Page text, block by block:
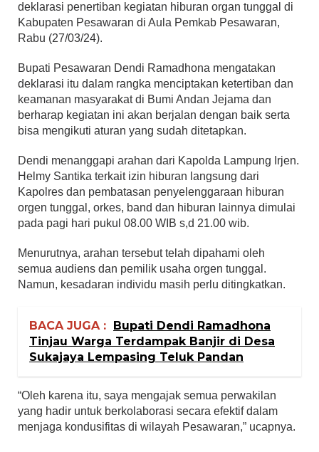
deklarasi penertiban kegiatan hiburan organ tunggal di
Kabupaten Pesawaran di Aula Pemkab Pesawaran,
Rabu (27/03/24).
Bupati Pesawaran Dendi Ramadhona mengatakan
deklarasi itu dalam rangka menciptakan ketertiban dan
keamanan masyarakat di Bumi Andan Jejama dan
berharap kegiatan ini akan berjalan dengan baik serta
bisa mengikuti aturan yang sudah ditetapkan.
Dendi menanggapi arahan dari Kapolda Lampung Irjen.
Helmy Santika terkait izin hiburan langsung dari
Kapolres dan pembatasan penyelenggaraan hiburan
orgen tunggal, orkes, band dan hiburan lainnya dimulai
pada pagi hari pukul 08.00 WIB s,d 21.00 wib.
Menurutnya, arahan tersebut telah dipahami oleh
semua audiens dan pemilik usaha orgen tunggal.
Namun, kesadaran individu masih perlu ditingkatkan.
BACA JUGA :
Bupati Dendi Ramadhona
Tinjau Warga Terdampak Banjir di Desa
Sukajaya Lempasing Teluk Pandan
“Oleh karena itu, saya mengajak semua perwakilan
yang hadir untuk berkolaborasi secara efektif dalam
menjaga kondusifitas di wilayah Pesawaran,” ucapnya.